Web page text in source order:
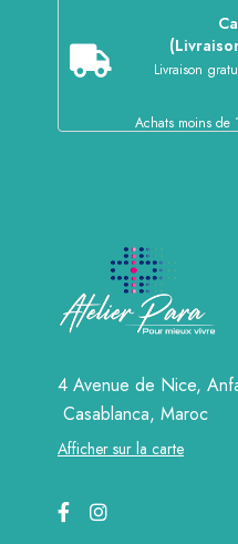
Livraison
Achats moins de
4 Avenue de Nice,
Casablanca, Maroc
Afficher sur la carte